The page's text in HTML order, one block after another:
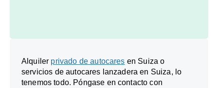
Alquiler privado de autocares en Suiza o
servicios de autocares lanzadera en Suiza, lo
tenemos todo. Póngase en contacto con